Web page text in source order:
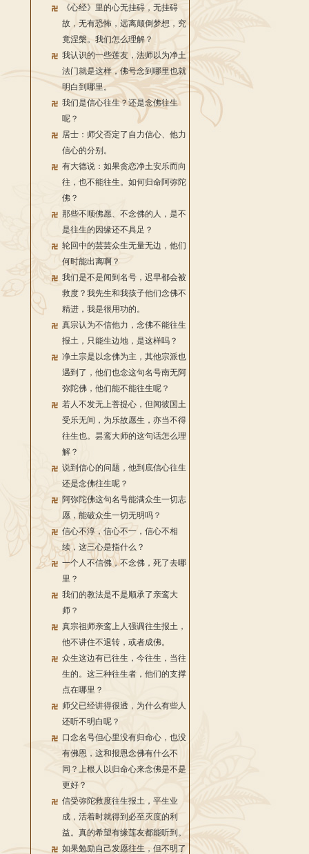
《心经》里的心无挂碍，无挂碍
故，无有恐怖，远离颠倒梦想，究
竟涅槃。我们怎么理解？
我认识的一些莲友，法师以为净土
法门就是这样，佛号念到哪里也就
明白到哪里。
我们是信心往生？还是念佛往生
呢？
居士：师父否定了自力信心、他力
信心的分别。
有大德说：如果贪恋净土安乐而向
往，也不能往生。如何归命阿弥陀
佛？
那些不顺佛愿、不念佛的人，是不
是往生的因缘还不具足？
轮回中的芸芸众生无量无边，他们
何时能出离啊？
我们是不是闻到名号，迟早都会被
救度？我先生和我孩子他们念佛不
精进，我是很用功的。
真宗认为不信他力，念佛不能往生
报土，只能生边地，是这样吗？
净土宗是以念佛为主，其他宗派也
遇到了，他们也念这句名号南无阿
弥陀佛，他们能不能往生呢？
若人不发无上菩提心，但闻彼国土
受乐无间，为乐故愿生，亦当不得
往生也。昙鸾大师的这句话怎么理
解？
说到信心的问题，他到底信心往生
还是念佛往生呢？
阿弥陀佛这句名号能满众生一切志
愿，能破众生一切无明吗？
信心不淳，信心不一，信心不相
续，这三心是指什么？
一个人不信佛，不念佛，死了去哪
里？
我们的教法是不是顺承了亲鸾大
师？
真宗祖师亲鸾上人强调往生报土，
他不讲住不退转，或者成佛。
众生这边有已往生，今往生，当往
生的。这三种往生者，他们的支撑
点在哪里？
师父已经讲得很透，为什么有些人
还听不明白呢？
口念名号但心里没有归命心，也没
有佛恩，这和报恩念佛有什么不
同？上根人以归命心来念佛是不是
更好？
信受弥陀救度往生报土，平生业
成，活着时就得到必至灭度的利
益。真的希望有缘莲友都能听到。
如果勉励自己发愿往生，但不明了